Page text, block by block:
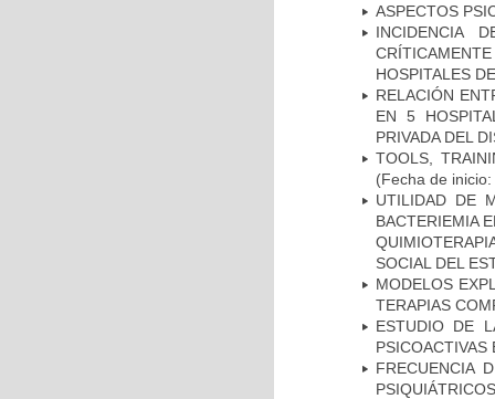
ASPECTOS
INCIDENCIA
HOSPITALES
RELACIÓN
EN 5
PRIVADA DEL
TOOLS,
(Fecha de
UTILIDAD DE
BACTERIEMIA
SOCIAL DEL
MODELOS
TERAPIAS
ESTUDIO DE
PSICOACTIVAS
FRECUENCIA